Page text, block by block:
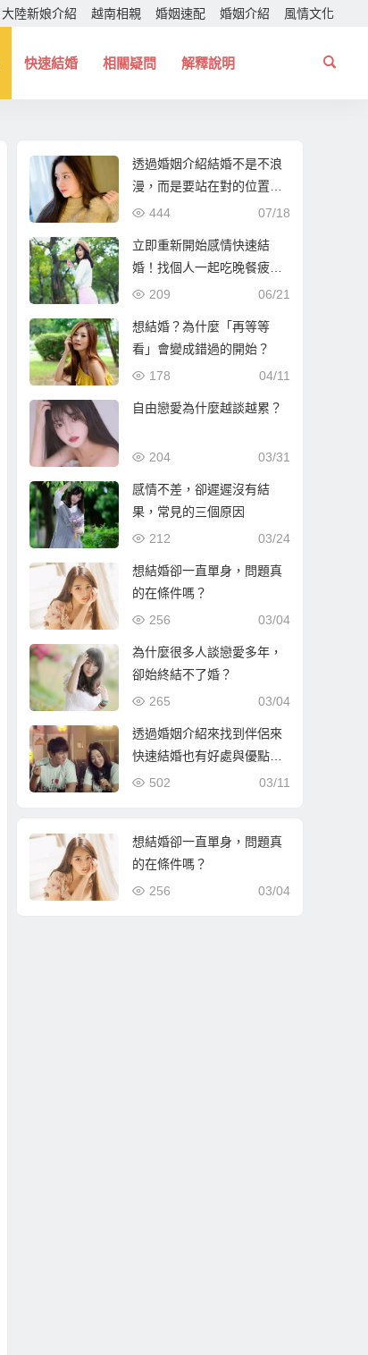
大陸新娘介紹 越南相親 婚姻速配 婚姻介紹 風情文化
快速結婚 相關疑問 解釋說明
透過婚姻介紹結婚不是不浪
漫，而是要站在對的位置！
幫你找個一起走下去的人！
07/18
444
立即重新開始感情快速結
婚！找個人一起吃晚餐疲憊
時能夠互相依靠！
06/21
209
想結婚？為什麼「再等等
看」會變成錯過的開始？
04/11
178
自由戀愛為什麼越談越累？
03/31
204
感情不差，卻遲遲沒有結
果，常見的三個原因
03/24
212
想結婚卻一直單身，問題真
的在條件嗎？
03/04
256
為什麼很多人談戀愛多年，
卻始終結不了婚？
03/04
265
透過婚姻介紹來找到伴侶來
快速結婚也有好處與優點…
03/11
502
想結婚卻一直單身，問題真
的在條件嗎？
03/04
256